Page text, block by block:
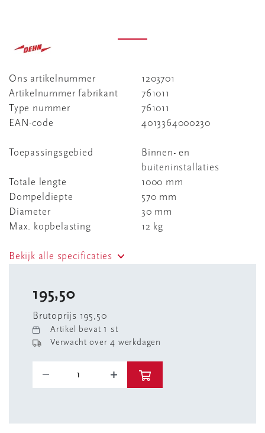
Ons artikelnummer
1203701
Artikelnummer fabrikant
761011
Type nummer
761011
EAN-code
4013364000230
Toepassingsgebied
Binnen- en
buiteninstallaties
Totale lengte
1000 mm
Dompeldiepte
570 mm
Diameter
30 mm
Max. kopbelasting
12 kg
Bekijk alle specificaties
195,50
Brutoprijs 195,50
Artikel bevat 1 st
Verwacht over 4 werkdagen